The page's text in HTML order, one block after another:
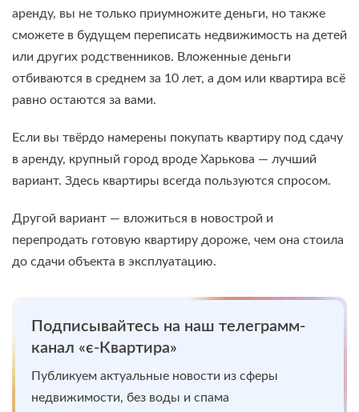
аренду, вы не только приумножите деньги, но также
сможете в будущем переписать недвижимость на детей
или других родственников. Вложенные деньги
отбиваются в среднем за 10 лет, а дом или квартира всё
равно остаются за вами.
Если вы твёрдо намерены покупать квартиру под сдачу
в аренду, крупный город вроде Харькова — лучший
вариант. Здесь квартиры всегда пользуются спросом.
Другой вариант — вложиться в новострой и
перепродать готовую квартиру дороже, чем она стоила
до сдачи объекта в эксплуатацию.
Подписывайтесь на наш телеграмм-
канал «є-Квартира»
Публикуем актуальные новости из сферы
недвижимости, без воды и спама